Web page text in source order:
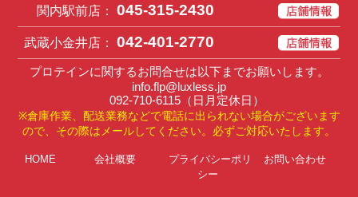
関内駅前店： 045-315-2430
武蔵小金井店： 042-401-2770
プロテインに関するお問合せは以下までお願いします。
info.flp@luxless.jp
092-710-6115（日月定休日）
※倉庫作業、配送業務などで電話に出られない場合がございます
ので、その際はメールしてください。必ずご対応いたします。
HOME 会社概要
プライバシーポリ
シー
お問い合わせ